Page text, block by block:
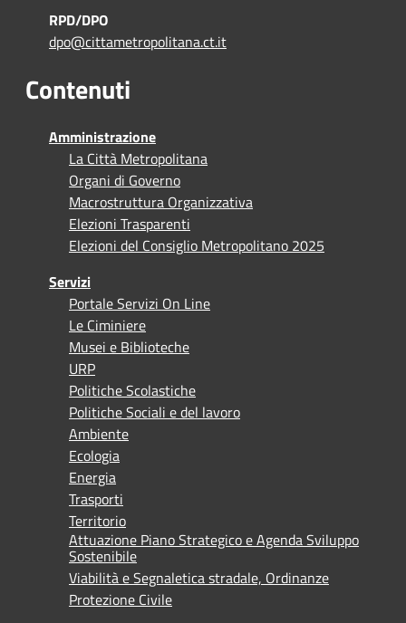
RPD/DPO
dpo@cittametropolitana.ct.it
Contenuti
Amministrazione
La Città Metropolitana
Organi di Governo
Macrostruttura Organizzativa
Elezioni Trasparenti
Elezioni del Consiglio Metropolitano 2025
Servizi
Portale Servizi On Line
Le Ciminiere
Musei e Biblioteche
URP
Politiche Scolastiche
Politiche Sociali e del lavoro
Ambiente
Ecologia
Energia
Trasporti
Territorio
Attuazione Piano Strategico e Agenda Sviluppo
Sostenibile
Viabilità e Segnaletica stradale, Ordinanze
Protezione Civile